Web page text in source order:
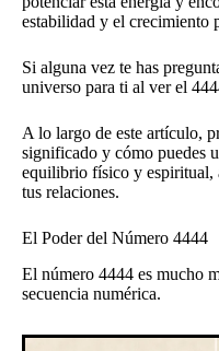
estabilidad y el crecimiento
Si alguna vez te has
universo para ti al ver el
A lo largo de este artículo,
significado y cómo puedes
equilibrio físico y espiritual,
tus relaciones.
El Poder del Número 4444
El número 4444 es mucho
secuencia numérica.